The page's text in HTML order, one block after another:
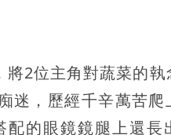
2位主角對蔬菜的執
迷，歷經千辛萬苦爬
配的眼鏡鏡腿上還長